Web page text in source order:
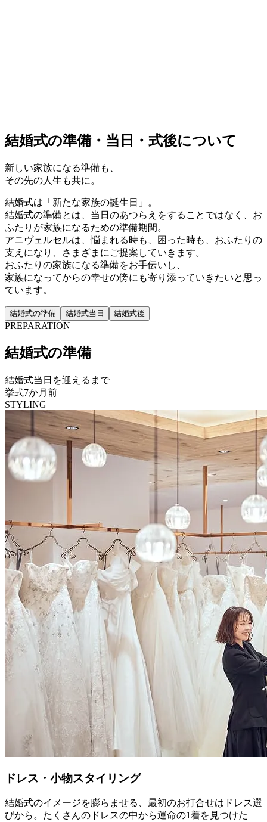
結婚式の準備・当日・式後について
新しい家族になる準備も、
その先の人生も共に。
結婚式は「新たな家族の誕生日」。
結婚式の準備とは、当日のあつらえをすることではなく、お
ふたりが家族になるための準備期間。
アニヴェルセルは、悩まれる時も、困った時も、おふたりの
支えになり、さまざまにご提案していきます。
おふたりの家族になる準備をお手伝いし、
家族になってからの幸せの傍にも寄り添っていきたいと思っ
ています。
結婚式の準備 結婚式当日 結婚式後
PREPARATION
結婚式の準備
結婚式当日を迎えるまで
挙式7か月前
STYLING
ドレス・小物スタイリング
結婚式のイメージを膨らませる、最初のお打合せはドレス選
びから。たくさんのドレスの中から運命の1着を見つけた